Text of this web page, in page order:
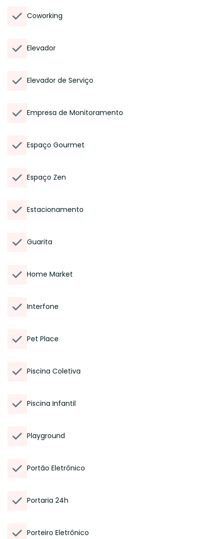
Coworking
Elevador
Elevador de Serviço
Empresa de Monitoramento
Espaço Gourmet
Espaço Zen
Estacionamento
Guarita
Home Market
Interfone
Pet Place
Piscina Coletiva
Piscina Infantil
Playground
Portão Eletrônico
Portaria 24h
Porteiro Eletrônico